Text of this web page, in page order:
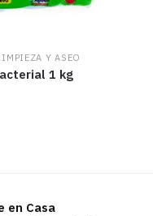
Y ASEO
1 kg
en Casa